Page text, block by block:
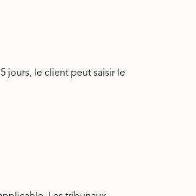
jours, le client peut saisir le